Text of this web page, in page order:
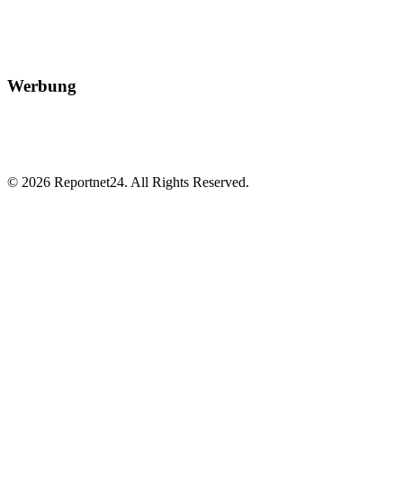
Werbung
© 2026 Reportnet24. All Rights Reserved.